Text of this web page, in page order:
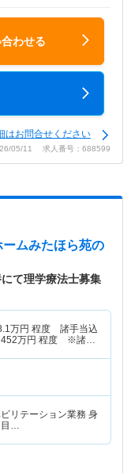
わせる
お問合せください
05/11 求人番号：688599
ムみたほら苑の
て理学療法士募集
万円 程度 諸手当込
452万円 程度 ※諸手
テーション業務 身
目…